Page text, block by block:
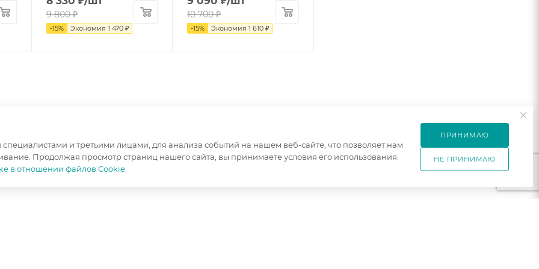
9 800₽
-15% Экономия 1 470₽
10 700₽
-15% Экономия 1 610 ₽
и третьими лицами, для анализа событий на нашем веб-сайте, что позволяет нам
Продолжая просмотр страниц нашего сайта, вы принимаете условия его использования.
в отношении файлов Cookie
ПРИНИМАЮ
НЕ ПРИНИМАЮ